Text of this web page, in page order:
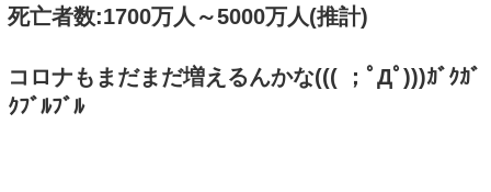
死亡者数:1700万人～5000万人(推計)
コロナもまだまだ増えるんかな((( ；ﾟДﾟ)))ｶﾞｸｶﾞ
ｸﾌﾞﾙﾌﾞﾙ